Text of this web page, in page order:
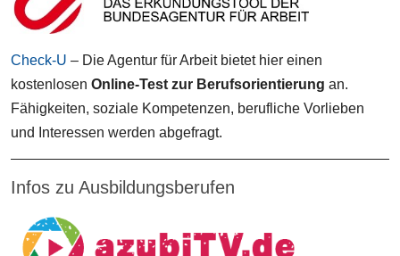
Check-U – Die Agentur für Arbeit bietet hier einen
kostenlosen Online-Test zur Berufsorientierung an.
Fähigkeiten, soziale Kompetenzen, berufliche Vorlieben
und Interessen werden abgefragt.
Infos zu Ausbildungsberufen